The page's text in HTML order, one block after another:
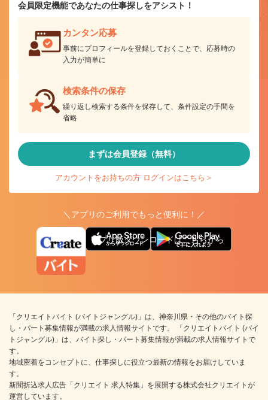
会員限定機能であなたの仕事探しをアシスト！
カンタン応募
事前にプロフィールを登録しておくことで、応募時の
入力が簡単に
検索条件の保存
繰り返し検索する条件を保存して、条件設定の手間を
省略
まずは会員登録（無料）
アカウントをお持ちの方 ログインはこちら＞
＼アプリのご利用でもっと便利に！／
アプリ版ダウンロードはこちらから
「クリエイトバイト (バイトジャングル)」は、神奈川県・その他のバイト探
し・パート募集情報が満載の求人情報サイトです。 「クリエイトバイト (バイ
トジャングル)」は、バイト探し・パート募集情報が満載の求人情報サイトで
す。
地域密着をコンセプトに、仕事探しに役立つ最新の情報をお届けしていま
す。
新聞折込求人広告「クリエイト 求人特集」を展開する株式会社クリエイトが
運営しています。